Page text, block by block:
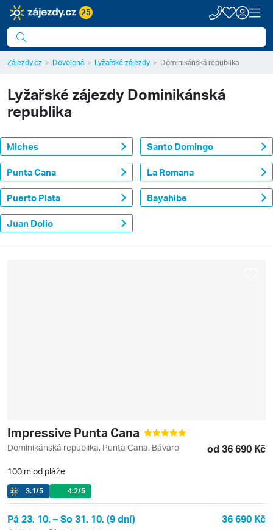
25
Zájezdy.cz Dovolená Lyžařské zájezdy Dominikánská republika
Lyžařské zájezdyDominikánská
republika
Miches Santo Domingo
Punta Cana La Romana
Puerto Plata Bayahibe
Juan Dolio
Impressive Punta Cana
Dominikánská republika, Punta Cana, Bávaro od 36 690 Kč
100 m od pláže
3.1/5 4.2/5
Pá 23. 10. – So 31. 10. (9 dní) 36 690 Kč